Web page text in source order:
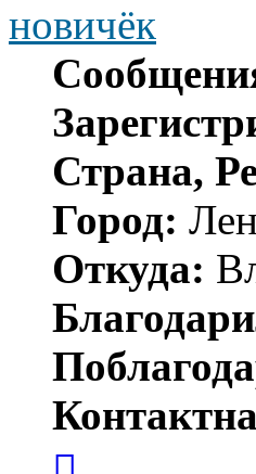
новичёк
Страна,
Город:
Откуда: